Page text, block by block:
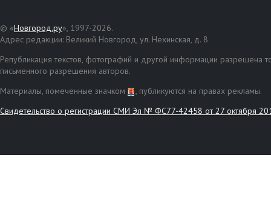
© «Новгород.ру», 1997-2026.
Адрес редакции: Великий Новгород, ул. Нехинская, д. 8
Републикация текстов, фотографий и другой информации разрешена
письменного разрешения авторов.
Материалы, помеченные значком
, публикуются на правах рекламы.
Свидетельство о регистрации СМИ Эл № ФС77-42458 от 27 октября